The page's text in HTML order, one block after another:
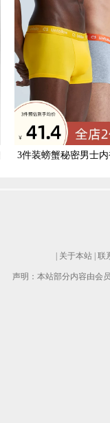
3件装螃蟹秘密男士
关于本站 联
声明：本站部分内容由会